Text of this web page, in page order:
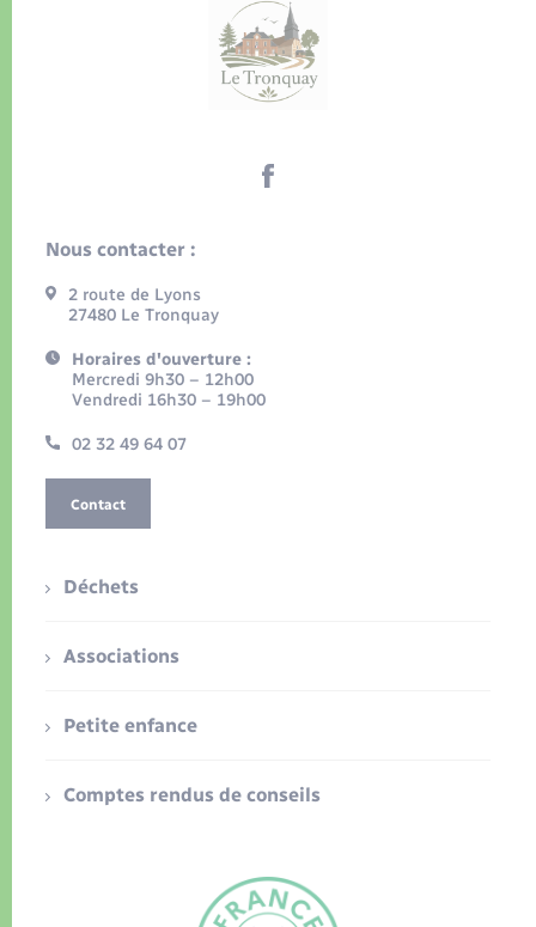
Nous contacter :
2 route de Lyons
27480 Le Tronquay
Horaires d'ouverture :
Mercredi 9h30 – 12h00
Vendredi 16h30 – 19h00
02 32 49 64 07
Contact
Déchets
Associations
Petite enfance
Comptes rendus de conseils